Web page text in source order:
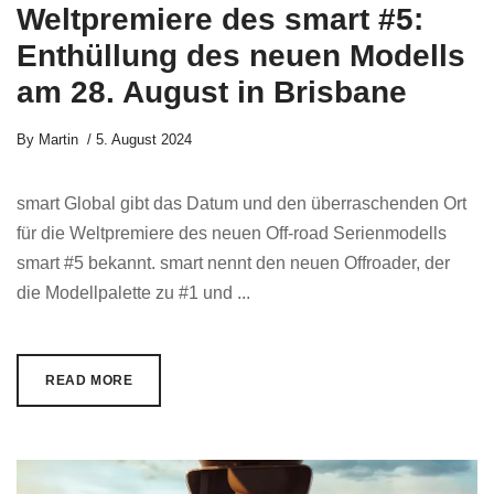
Weltpremiere des smart #5:
Enthüllung des neuen Modells
am 28. August in Brisbane
By Martin 5. August 2024
smart Global gibt das Datum und den überraschenden Ort
für die Weltpremiere des neuen Off-road Serienmodells
smart #5 bekannt. smart nennt den neuen Offroader, der
die Modellpalette zu #1 und ...
READ MORE